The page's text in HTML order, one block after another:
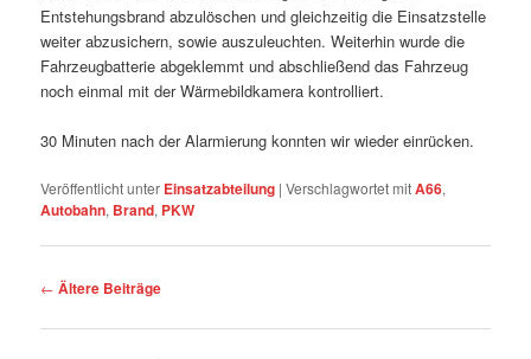
Entstehungsbrand abzulöschen und gleichzeitig die Einsatzstelle
weiter abzusichern, sowie auszuleuchten. Weiterhin wurde die
Fahrzeugbatterie abgeklemmt und abschließend das Fahrzeug
noch einmal mit der Wärmebildkamera kontrolliert.
30 Minuten nach der Alarmierung konnten wir wieder einrücken.
Veröffentlicht unter Einsatzabteilung |Verschlagwortet mitA66,
Autobahn, Brand, PKW
Beitragsnavigation
← Ältere Beiträge